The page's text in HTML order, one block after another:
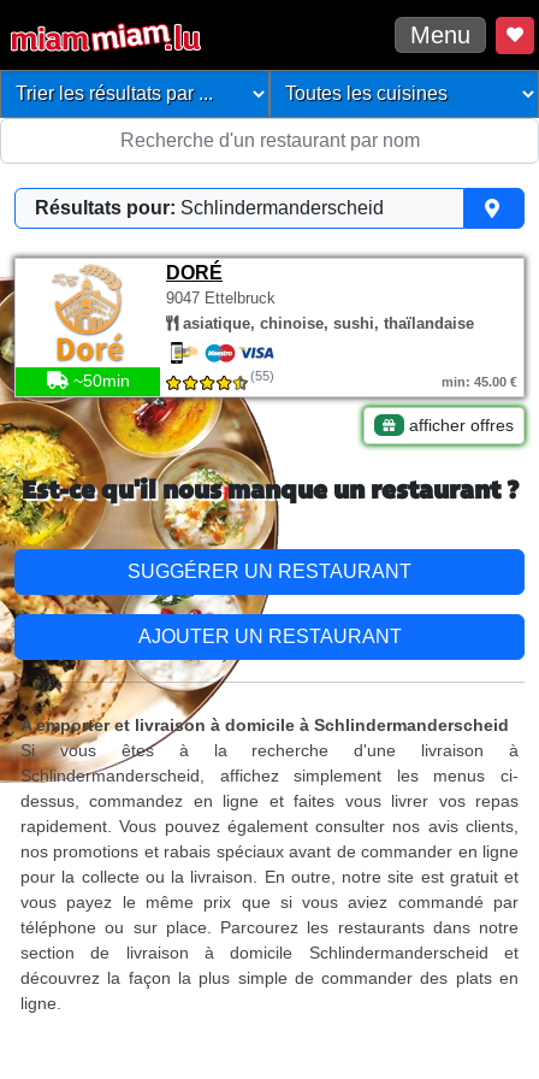
Menu
Résultats pour: Schlindermanderscheid
DORÉ
9047 Ettelbruck
asiatique, chinoise, sushi, thaïlandaise
~50min (55) min: 45.00 €
afficher offres
Est-ce qu'il nous manque un restaurant ?
SUGGÉRER UN RESTAURANT
AJOUTER UN RESTAURANT
A emporter et livraison à domicile à Schlindermanderscheid
Si vous êtes à la recherche d'une livraison à
Schlindermanderscheid, affichez simplement les menus ci-
dessus, commandez en ligne et faites vous livrer vos repas
rapidement. Vous pouvez également consulter nos avis clients,
nos promotions et rabais spéciaux avant de commander en ligne
pour la collecte ou la livraison. En outre, notre site est gratuit et
vous payez le même prix que si vous aviez commandé par
téléphone ou sur place. Parcourez les restaurants dans notre
section de livraison à domicile Schlindermanderscheid et
découvrez la façon la plus simple de commander des plats en
ligne.